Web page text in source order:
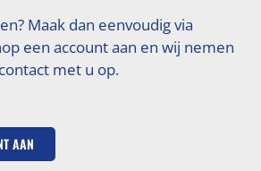
Maak dan eenvoudig via
een account aan en wij nemen
met u op.
AAN